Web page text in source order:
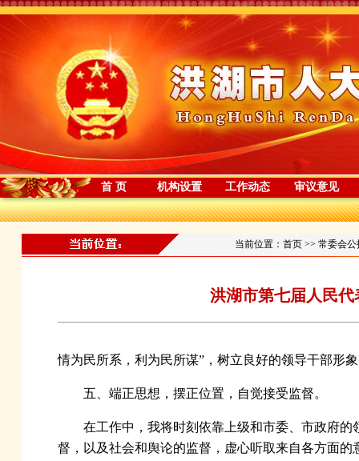
首 页 机构设置 工作动态 审议意见
当前位置： 首页>> 常委会公
洪湖市第七届人民
情为民所系，利为民所谋”，树立良好的领导干部形
五、端正思想，摆正位置，自觉接受监督。
在工作中，我将时刻依靠上级和市委、市政府
督，以及社会和舆论的监督，虚心听取来自各方面